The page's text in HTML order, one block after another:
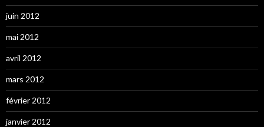
juin 2012
mai 2012
avril 2012
mars 2012
février 2012
janvier 2012